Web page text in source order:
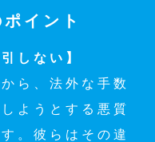
イント
しない】
ら、法外な手数
ようとする悪質
。彼らはその違